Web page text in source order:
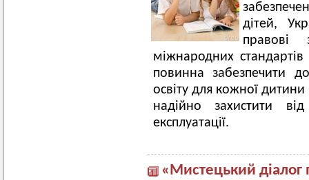
дітей,
правові
міжнародних
повинна забезпечити
освіту для кожної дитини
надійно захистити
експлуатації.
«Мистецький діалог